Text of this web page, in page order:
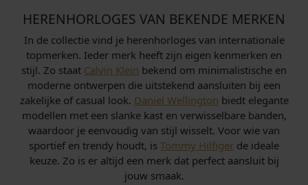
HERENHORLOGES VAN BEKENDE MERKEN
In de collectie vind je herenhorloges van internationale
topmerken. Ieder merk heeft zijn eigen kenmerken en
stijl. Zo staat Calvin Klein bekend om minimalistische en
moderne ontwerpen die uitstekend aansluiten bij een
zakelijke of casual look. Daniel Wellington biedt elegante
modellen met een slanke kast en verwisselbare banden,
waardoor je eenvoudig van stijl wisselt. Voor wie van
sportief en trendy houdt, is Tommy Hilfiger de ideale
keuze. Zo is er altijd een merk dat perfect aansluit bij
jouw smaak.